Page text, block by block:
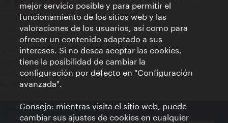
Contacto
Aviso legal
Política de privacidad de datos
Terms of Use
Accesibilidad
Contacto para la prensa
Ajustes de cookie
mejor servicio posible y para permitir el
funcionamiento de los sitios web y las
valoraciones de los usuarios, así como para
ofrecer un contenido adaptado a sus
intereses. Si no desea aceptar las cookies,
tiene la posibilidad de cambiar la
configuración por defecto en "Configuración
avanzada".
Consejo: mientras visita el sitio web, puede
cambiar sus ajustes de cookies en cualquier